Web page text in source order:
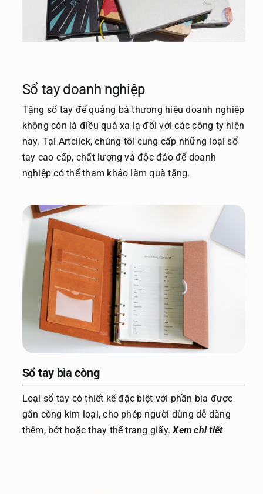
Gửi file
> Thiệp mời doanh nghiệp
> Quà tặng trường học
> Quà tặng khác
Yêu cầu báo giá
Sổ tay doanh nghiệp
Tặng sổ tay để quảng bá thương hiệu doanh nghiệp
không còn là điều quá xa lạ đối với các công ty hiện
nay. Tại Artclick, chúng tôi cung cấp những loại sổ
tay cao cấp, chất lượng và độc đáo để doanh
nghiệp có thể tham khảo làm quà tặng.
Sổ tay bìa còng
Loại sổ tay có thiết kế đặc biệt với phần bìa được
gắn còng kim loại, cho phép người dùng dễ dàng
thêm, bớt hoặc thay thế trang giấy.Xem chi tiết